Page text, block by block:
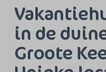
in de
Groote